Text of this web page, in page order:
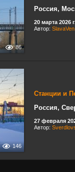
86
Россия,
20 марта 2026
Автор: SlavaVen
146
Станции и
Россия,
27 февраля
Автор: